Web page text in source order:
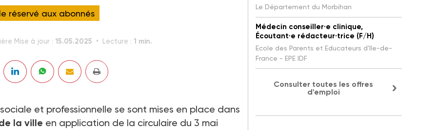
réservé aux abonnés
Mise à jour : 15.05.2025 Lecture : 1 min.
et professionnelle se sont mises en place dans
la ville en application de la circulaire du 3 mai
Le Département du Morbihan
Médecin conseiller·e clinique,
Écoutant·e rédacteur·trice (F/H)
Ecole des Parents et Educateurs d'Ile-de-
France - EPE IDF
Consulter toutes les offres
d'emploi